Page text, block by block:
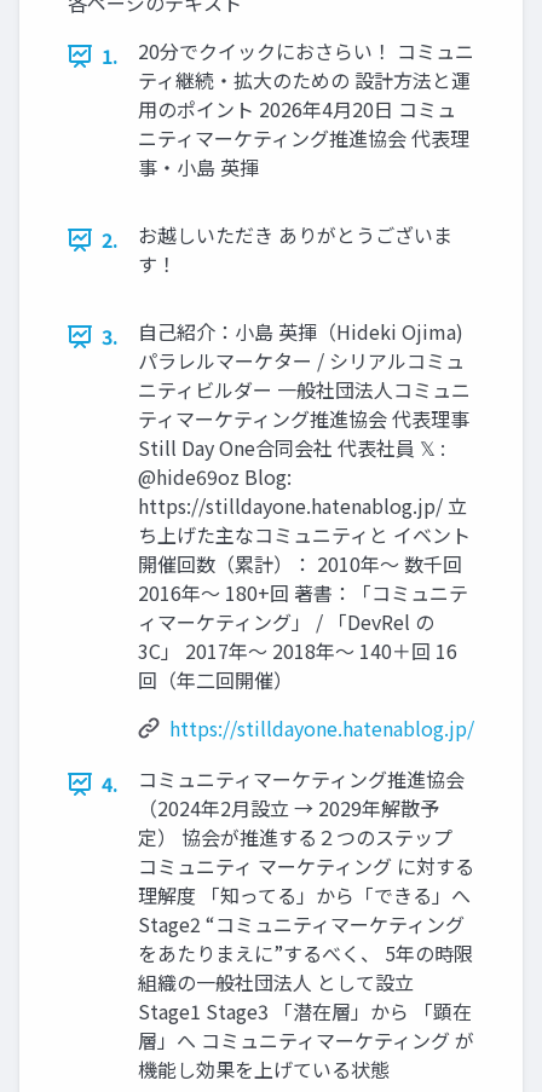
1.
20分でクイックにおさらい！ コミュニ
ティ継続・拡大のための 設計方法と運
用のポイント 2026年4月20日 コミュ
ニティマーケティング推進協会 代表理
事・小島 英揮
2.
お越しいただき ありがとうございま
す！
3.
自己紹介：小島 英揮（Hideki Ojima)
パラレルマーケター / シリアルコミュ
ニティビルダー 一般社団法人コミュニ
ティマーケティング推進協会 代表理事
Still Day One合同会社 代表社員 𝕏 :
@hide69oz Blog:
https://stilldayone.hatenablog.jp/ 立
ち上げた主なコミュニティと イベント
開催回数（累計）： 2010年～ 数千回
2016年～ 180+回 著書：「コミュニテ
ィマーケティング」 / 「DevRel の
3C」 2017年～ 2018年～ 140＋回 16
回（年二回開催）
https://stilldayone.hatenablog.jp/
4.
コミュニティマーケティング推進協会
（2024年2月設立 → 2029年解散予
定） 協会が推進する２つのステップ
コミュニティ マーケティング に対する
理解度 「知ってる」から「できる」へ
Stage2 “コミュニティマーケティング
をあたりまえに”するべく、 5年の時限
組織の一般社団法人 として設立
Stage1 Stage3 「潜在層」から 「顕在
層」へ コミュニティマーケティング が
機能し効果を上げている状態